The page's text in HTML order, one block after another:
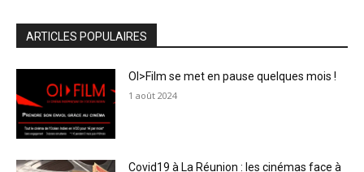
ARTICLES POPULAIRES
OI>Film se met en pause quelques mois !
1 août 2024
Covid19 à La Réunion : les cinémas face à